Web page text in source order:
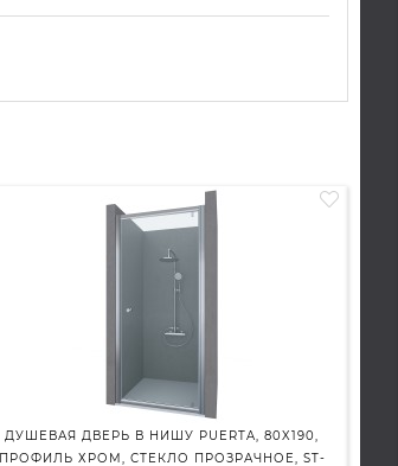
ДУШЕВАЯ ДВЕРЬ В НИШУ PUERTA, 80X190,
ПРОФИЛЬ ХРОМ, СТЕКЛО ПРОЗРАЧНОЕ, ST-